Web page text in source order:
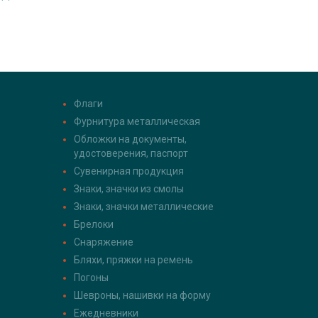
Флаги
Фурнитура металлическая
Обложки на документы,
удостоверения, паспорт
Сувенирная продукция
Знаки, значки из смолы
Знаки, значки металлические
Брелоки
Снаряжение
Бляхи, пряжки на ремень
Погоны
Шевроны, нашивки на форму
Ежедневники